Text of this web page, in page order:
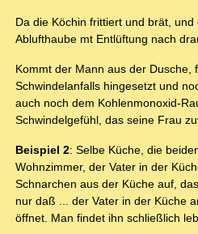
Da die Köchin frittiert und brät,
Ablufthaube mt Entlüftung nach
Kommt der Mann aus der Dusche,
Schwindelanfalls hingesetzt und
auch noch dem Kohlenmonoxid-
Schwindelgefühl, das seine Frau
Beispiel 2: Selbe Küche, die
Wohnzimmer, der Vater in der
Schnarchen aus der Küche auf,
nur daß ... der Vater in der Küche
öffnet. Man findet ihn schließlich